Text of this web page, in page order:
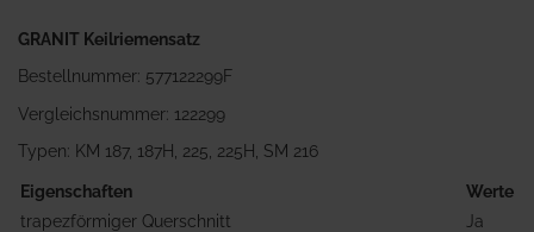
GRANIT Keilriemensatz
Bestellnummer: 577122299F
Vergleichsnummer: 122299
Typen: KM 187, 187H, 225, 225H, SM 216
Eigenschaften
Werte
trapezförmiger Querschnitt
Ja